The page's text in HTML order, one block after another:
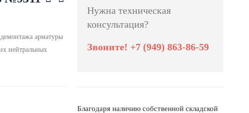
арматуры
нейтральных
Нужна техническая
консультация?
Звоните! +7 (949) 863-86-59
Благодаря наличию собственной складской